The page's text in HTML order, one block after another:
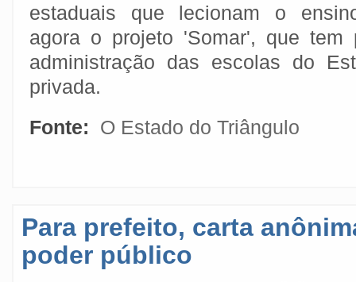
estaduais que lecionam o
agora o projeto 'Somar', que tem
administração das escolas do
privada.
Fonte:
O Estado do Triângulo
Para prefeito, carta
poder público